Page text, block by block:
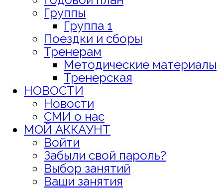
Группы
Группа 1
Поездки и сборы
Тренерам
Методические материалы
Тренерская
НОВОСТИ
Новости
СМИ о нас
МОЙ АККАУНТ
Войти
Забыли свой пароль?
Выбор занятий
Ваши занятия